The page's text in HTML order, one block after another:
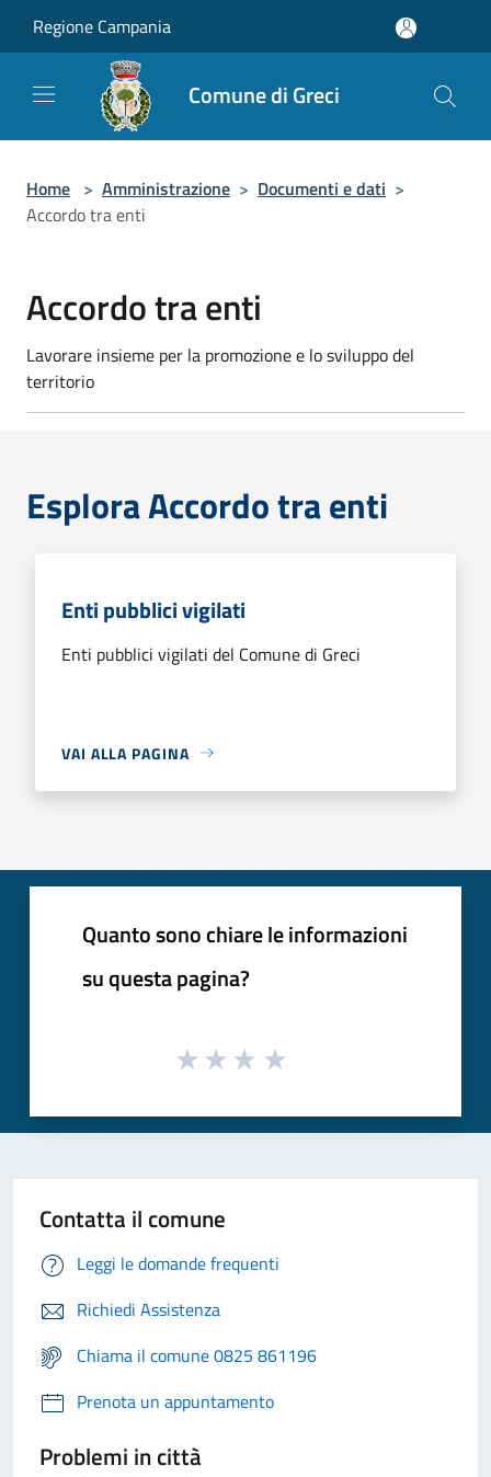
Regione Campania
Comune di Greci
Home > Amministrazione > Documenti e dati >
Accordo tra enti
Accordo tra enti
Lavorare insieme per la promozione e lo sviluppo del
territorio
Esplora Accordo tra enti
Enti pubblici vigilati
Enti pubblici vigilati del Comune di Greci
VAI ALLA PAGINA
Quanto sono chiare le informazioni
su questa pagina?
Contatta il comune
Leggi le domande frequenti
Richiedi Assistenza
Chiama il comune 0825 861196
Prenota un appuntamento
Problemi in città